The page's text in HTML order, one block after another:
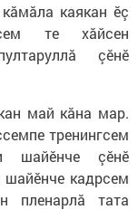
каякан ӗç
те хăйсен
çӗнӗ
май кăна мар.
тренингсем
шайӗнче çӗнӗ
кадрсем
пленарлă тата